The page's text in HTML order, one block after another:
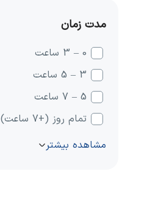
مدت زمان
0 – 3 ساعت
3 – 5 ساعت
5 – 7 ساعت
تمام روز (+7 ساعت)
مشاهده بیشتر